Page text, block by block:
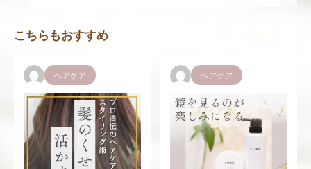
こちらもおすすめ
ヘアケア ヘアケア